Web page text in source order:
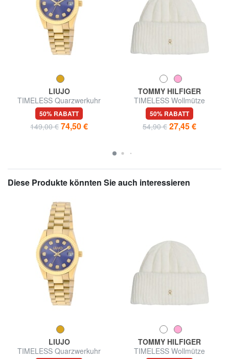
LIUJO
TIMELESS Quarzwerkuhr
50% RABATT
149,00 € 74,50 €
TOMMY HILFIGER
TIMELESS Wollmütze
50% RABATT
54,90 € 27,45 €
Diese Produkte könnten Sie auch interessieren
LIUJO
TIMELESS Quarzwerkuhr
TOMMY HILFIGER
TIMELESS Wollmütze